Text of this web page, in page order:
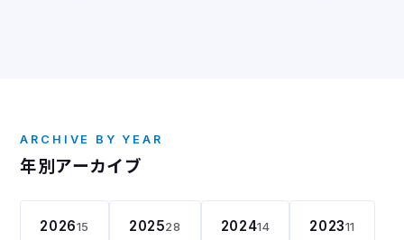
ARCHIVE BY YEAR
年別アーカイブ
202615 202528 202414 202311